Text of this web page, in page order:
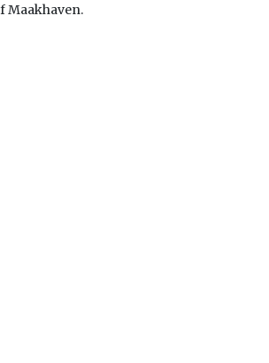
Maakhaven.